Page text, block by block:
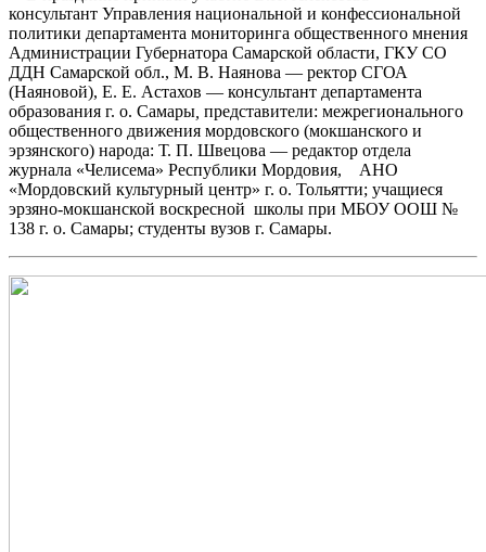
консультант Управления национальной и конфессиональной
политики департамента мониторинга общественного мнения
Администрации Губернатора Самарской области, ГКУ СО
ДДН Самарской обл., М. В. Наянова — ректор СГОА
(Наяновой), Е. Е. Астахов — консультант департамента
образования г. о. Самары представители: межрегионального
общественного движения мордовского (мокшанского и
эрзянского) народа: Т. П. Швецова — редактор отдела
журнала «Челисема» Республики Мордовия, АНО
«Мордовский культурный центр» г. о. Тольятти; учащиеся
эрзяно-мокшанской воскресной школы при МБОУ ООШ №
138 г. о. Самары; студенты вузов г. Самары.